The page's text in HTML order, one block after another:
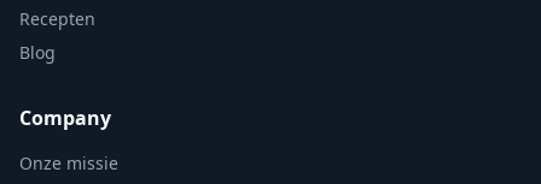
Recepten
Blog
Company
Onze missie